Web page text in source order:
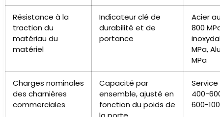
Résistance à la
traction du
matériau du
matériel
Indicateur clé de
durabilité et de
portance
Acier
800
MPa,
MPa
Charges nominales
des charnières
commerciales
Capacité par
ensemble, ajusté en
fonction du poids de
400-
600-